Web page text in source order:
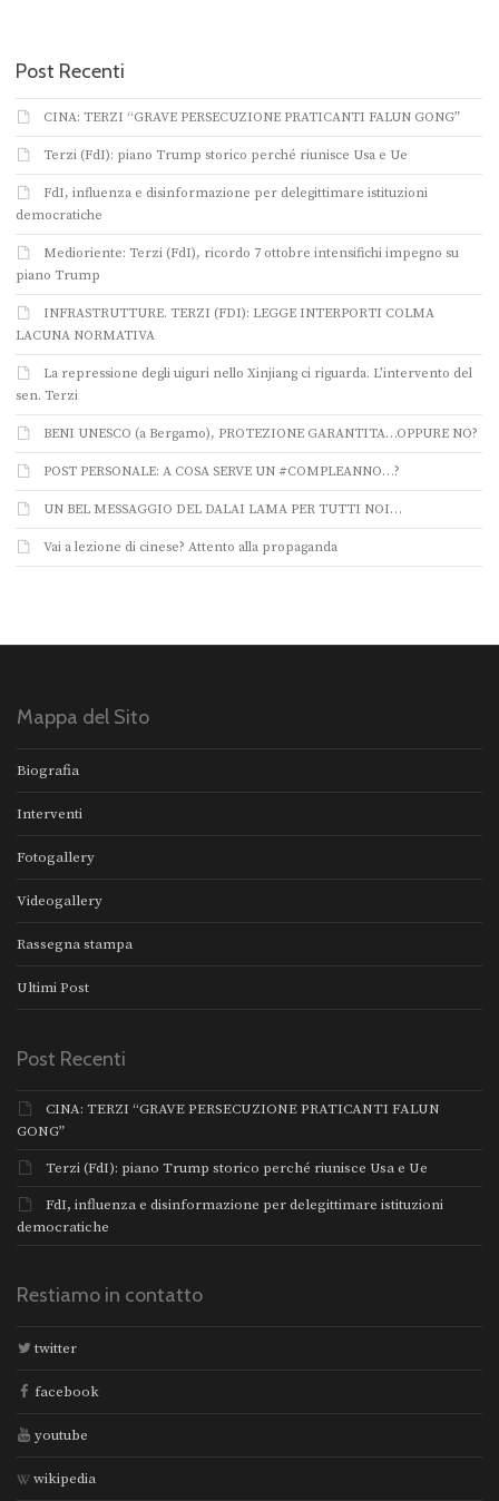
Post Recenti
CINA: TERZI “GRAVE PERSECUZIONE PRATICANTI FALUN GONG”
Terzi (FdI): piano Trump storico perché riunisce Usa e Ue
FdI, influenza e disinformazione per delegittimare istituzioni
democratiche
Medioriente: Terzi (FdI), ricordo 7 ottobre intensifichi impegno su
piano Trump
INFRASTRUTTURE. TERZI (FDI): LEGGE INTERPORTI COLMA
LACUNA NORMATIVA
La repressione degli uiguri nello Xinjiang ci riguarda. L’intervento del
sen. Terzi
BENI UNESCO (a Bergamo), PROTEZIONE GARANTITA…OPPURE NO?
POST PERSONALE: A COSA SERVE UN #COMPLEANNO…?
UN BEL MESSAGGIO DEL DALAI LAMA PER TUTTI NOI…
Vai a lezione di cinese? Attento alla propaganda
Mappa del Sito
Biografia
Interventi
Fotogallery
Videogallery
Rassegna stampa
Ultimi Post
Post Recenti
CINA: TERZI “GRAVE PERSECUZIONE PRATICANTI FALUN
GONG”
Terzi (FdI): piano Trump storico perché riunisce Usa e Ue
FdI, influenza e disinformazione per delegittimare istituzioni
democratiche
Restiamo in contatto
twitter
facebook
youtube
wikipedia